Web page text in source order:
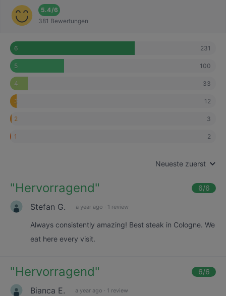
5.4/6
381 Bewertungen
6 231
5 100
4 33
3 12
2 3
1 2
Neueste zuerst
"Hervorragend" 6/6
Stefan G. a year ago · 1 review
Always consistently amazing! Best steak in Cologne. We
eat here every visit.
"Hervorragend" 6/6
Bianca E. a year ago · 1 review